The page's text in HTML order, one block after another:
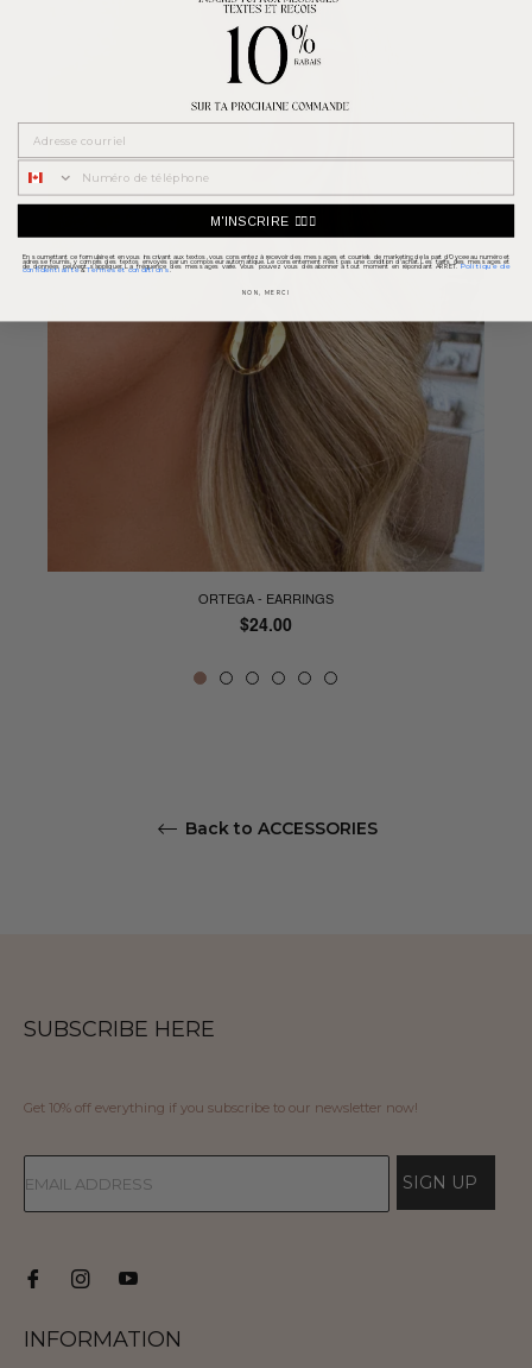
ORTEGA - EARRINGS
Regular
$24.00
Back to ACCESSORIES
SUBSCRIBE HERE
Get 10% off everything if you subscribe to our newsletter now!
SIGN UP
INFORMATION
M'INSCRIRE 👉🏼📱
En soumettant ce formulaire et en vous inscrivant aux textos, vous consentez à recevoir des messages et courriels de marketing de la part d'Oycee au numéro et
adresse fournis, y compris des textos envoyés par un composeur automatique. Le consentement n'est pas une condition d'achat. Les tarifs des messages et
de données peuvent s'appliquer. La fréquence des messages varie. Vous pouvez vous désabonner à tout moment en répondant ARRET.Politique de
confidentialité&Termes et conditions
NON, MERCI